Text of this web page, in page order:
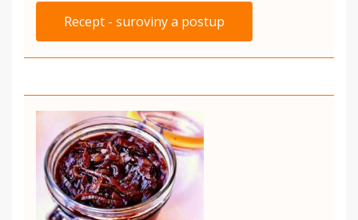
Recept - suroviny a postup